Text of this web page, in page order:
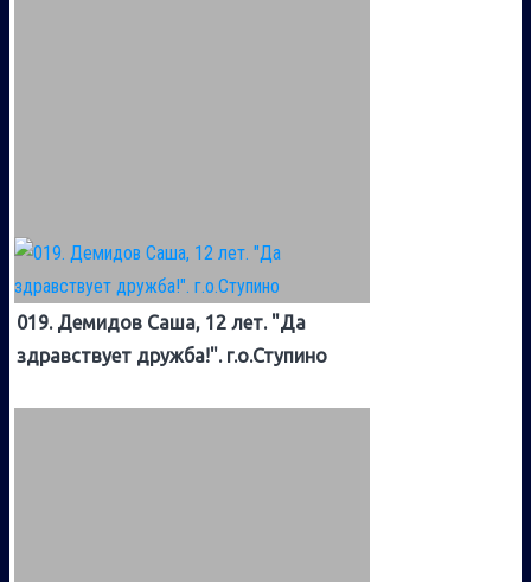
019. Демидов Саша, 12 лет. "Да
здравствует дружба!". г.о.Ступино